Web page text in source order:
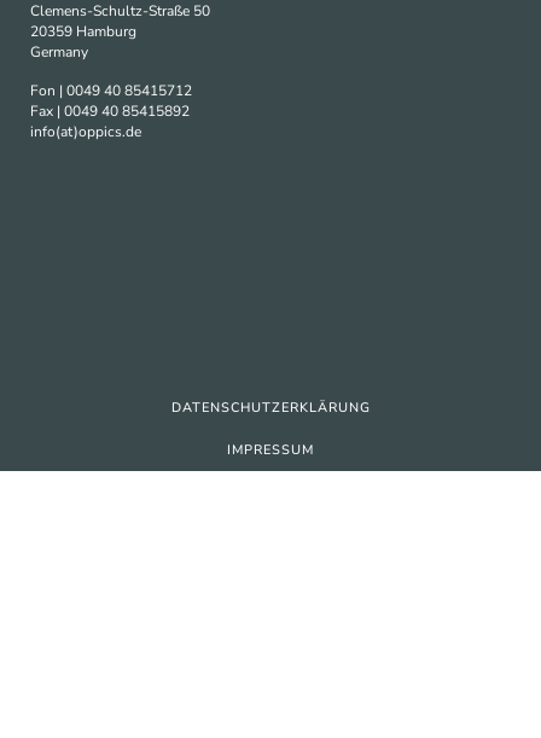
Clemens-Schultz-Straße 50
20359 Hamburg
Germany
Fon | 0049 40 85415712
Fax | 0049 40 85415892
info(at)oppics.de
DATENSCHUTZERKLÄRUNG
IMPRESSUM